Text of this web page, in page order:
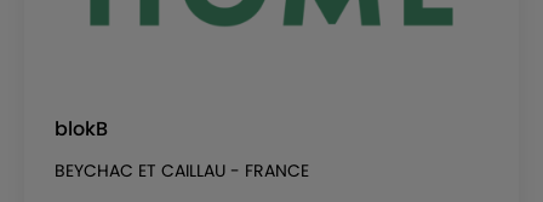
blokB
BEYCHAC ET CAILLAU - FRANCE